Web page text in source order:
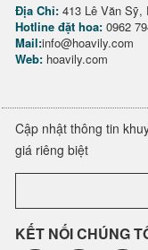
Địa Chỉ: 413 Lê Văn Sỹ,
Hotline đặt hoa: 0962
Mail:info@hoavily.com
Web: hoavily.com
Cập nhật thông tin
giá riêng biệt
KẾT NỐI CHÚNG